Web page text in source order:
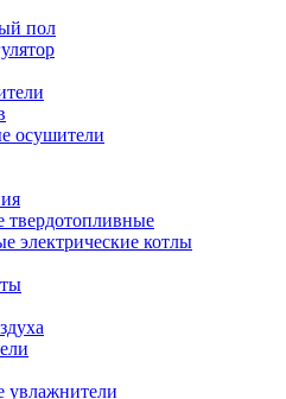
пол
осушители
твердотопливные
электрические котлы
увлажнители